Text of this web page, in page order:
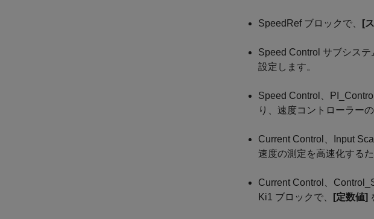
SpeedRef ブロックで、 [
Speed Control サブシス
設定します。
Speed Control、
り、速度コントローラー
Current Control、Input
速度の測定を高速化する
Current Control、
Ki1 ブロックで、
[定数値]